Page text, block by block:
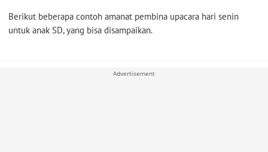
Berikut beberapa contoh amanat pembina upacara hari senin
untuk anak SD, yang bisa disampaikan.
Advertisement